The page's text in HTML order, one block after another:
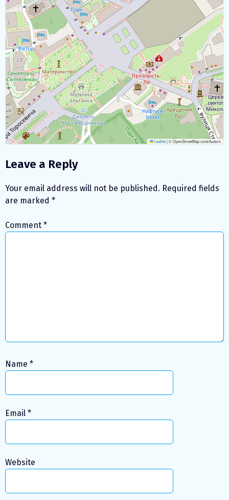
Leaflet|© OpenStreetMap contributors
Leave a Reply
Your email address will not be published. Required fields
are marked *
Comment *
Name *
Email *
Website